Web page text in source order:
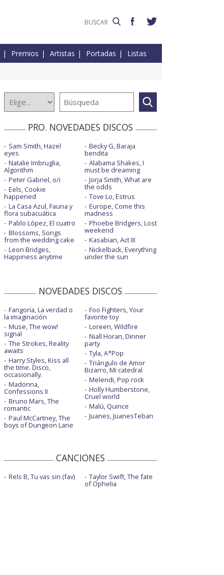
Premios Artistas Portadas Listas
PRO. NOVEDADES DISCOS
Sam Smith, Hazel
eyes
Natalie Imbruglia,
Algorithm
Peter Gabriel, o/i
Eels, Cookie
happened
La Casa Azul, Fauna y
flora subacuática
Pablo López, El cuatro
Blossoms, Songs
from the wedding cake
Leon Bridges,
Happiness anytime
Becky G, Baraja
bendita
Alabama Shakes, I
must be dreaming
Jorja Smith, What are
the odds
Tove Lo, Estrus
Europe, Come this
madness
Phoebe Bridgers, Lost
weekend
Kasabian, Act III
Nickelback, Everything
under the sun
NOVEDADES DISCOS
Fangoria, La verdad o
la imaginación
Muse, The wow!
signal
The Strokes, Reality
awaits
Harry Styles, Kiss all
the time. Disco,
occasionally.
Madonna,
Confessions II
Bruno Mars, The
romantic
Paul McCartney, The
boys of Dungeon Lane
Foo Fighters, Your
favorite toy
Loreen, Wildfire
Niall Horan, Dinner
party
Tyla, A*Pop
Triángulo de Amor
Bizarro, Mi catedral
Melendi, Pop rock
Holly Humberstone,
Cruel world
Malú, Quince
Juanes, JuanesTeban
CANCIONES
Rels B, Tu vas sin (fav) Taylor Swift, The fate
of Ophelia